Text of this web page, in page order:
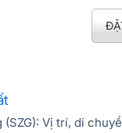
(SZG): Vị trí, di